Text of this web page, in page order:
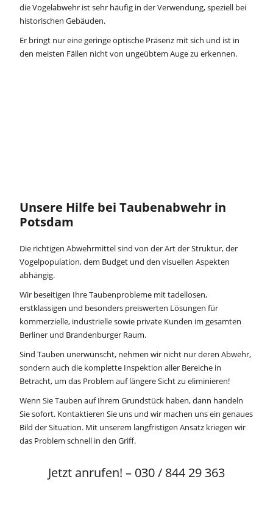
die Vogelabwehr ist sehr häufig in der Verwendung, speziell bei
historischen Gebäuden.
Er bringt nur eine geringe optische Präsenz mit sich und ist in
den meisten Fällen nicht von ungeübtem Auge zu erkennen.
Unsere Hilfe bei Taubenabwehr in
Potsdam
Die richtigen Abwehrmittel sind von der Art der Struktur, der
Vogelpopulation, dem Budget und den visuellen Aspekten
abhängig.
Wir beseitigen Ihre Taubenprobleme mit tadellosen,
erstklassigen und besonders preiswerten Lösungen für
kommerzielle, industrielle sowie private Kunden im gesamten
Berliner und Brandenburger Raum.
Sind Tauben unerwünscht, nehmen wir nicht nur deren Abwehr,
sondern auch die komplette Inspektion aller Bereiche in
Betracht, um das Problem auf längere Sicht zu eliminieren!
Wenn Sie Tauben auf Ihrem Grundstück haben, dann handeln
Sie sofort. Kontaktieren Sie uns und wir machen uns ein genaues
Bild der Situation. Mit unserem langfristigen Ansatz kriegen wir
das Problem schnell in den Griff.
Jetzt anrufen! – 030 / 844 29 363